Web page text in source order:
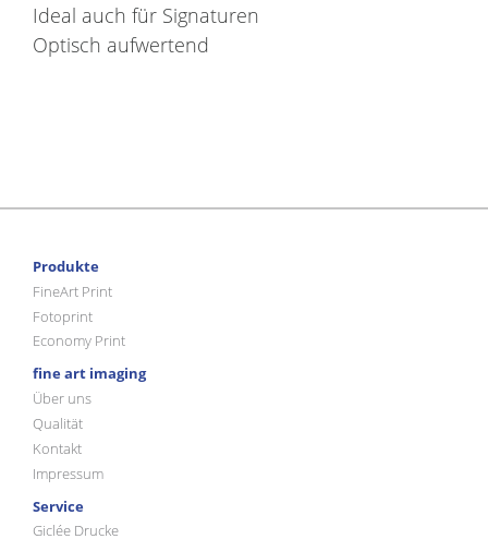
Ideal auch für Signaturen
Optisch aufwertend
Produkte
FineArt Print
Fotoprint
Economy Print
fine art imaging
Über uns
Qualität
Kontakt
Impressum
Service
Giclée Drucke